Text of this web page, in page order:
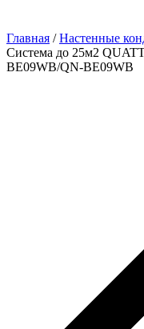
Главная /Настенные
Система до 25м2
BE09WB/QN-BE09WB